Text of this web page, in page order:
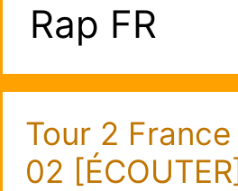
Rap FR
Tour 2 France
02 [ÉCOUTER]